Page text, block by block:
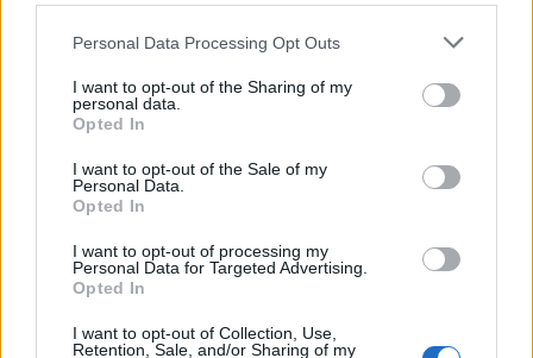
Personal Data Processing Opt Outs
I want to opt-out of the Sharing of my
personal data.
Opted In
I want to opt-out of the Sale of my
Personal Data.
Opted In
I want to opt-out of processing my
Personal Data for Targeted Advertising.
Opted In
I want to opt-out of Collection, Use,
Retention, Sale, and/or Sharing of my
Apple: Προσφεύγει στη
Δικαιοσύνη κατά της OpenAI για
φερόμενη υπεξαίρεση εμπορικών
06/08/26|16:09
αυτοκινητοβιομηχανία: Μαζικές
περικοπές σε managers από
04/08/26|15:23